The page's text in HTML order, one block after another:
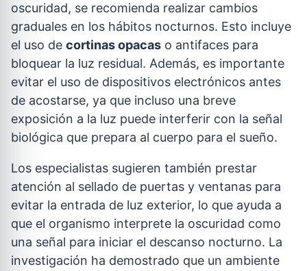
oscuridad, se recomienda realizar cambios
graduales en los hábitos nocturnos. Esto incluye
el uso de cortinas opacas o antifaces para
bloquear la luz residual. Además, es importante
evitar el uso de dispositivos electrónicos antes
de acostarse, ya que incluso una breve
exposición a la luz puede interferir con la señal
biológica que prepara al cuerpo para el sueño.
Los especialistas sugieren también prestar
atención al sellado de puertas y ventanas para
evitar la entrada de luz exterior, lo que ayuda a
que el organismo interprete la oscuridad como
una señal para iniciar el descanso nocturno. La
investigación ha demostrado que un ambiente